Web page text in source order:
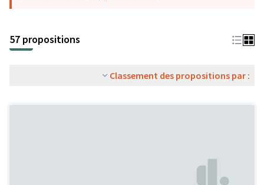
57 propositions
Classement des propositions par :